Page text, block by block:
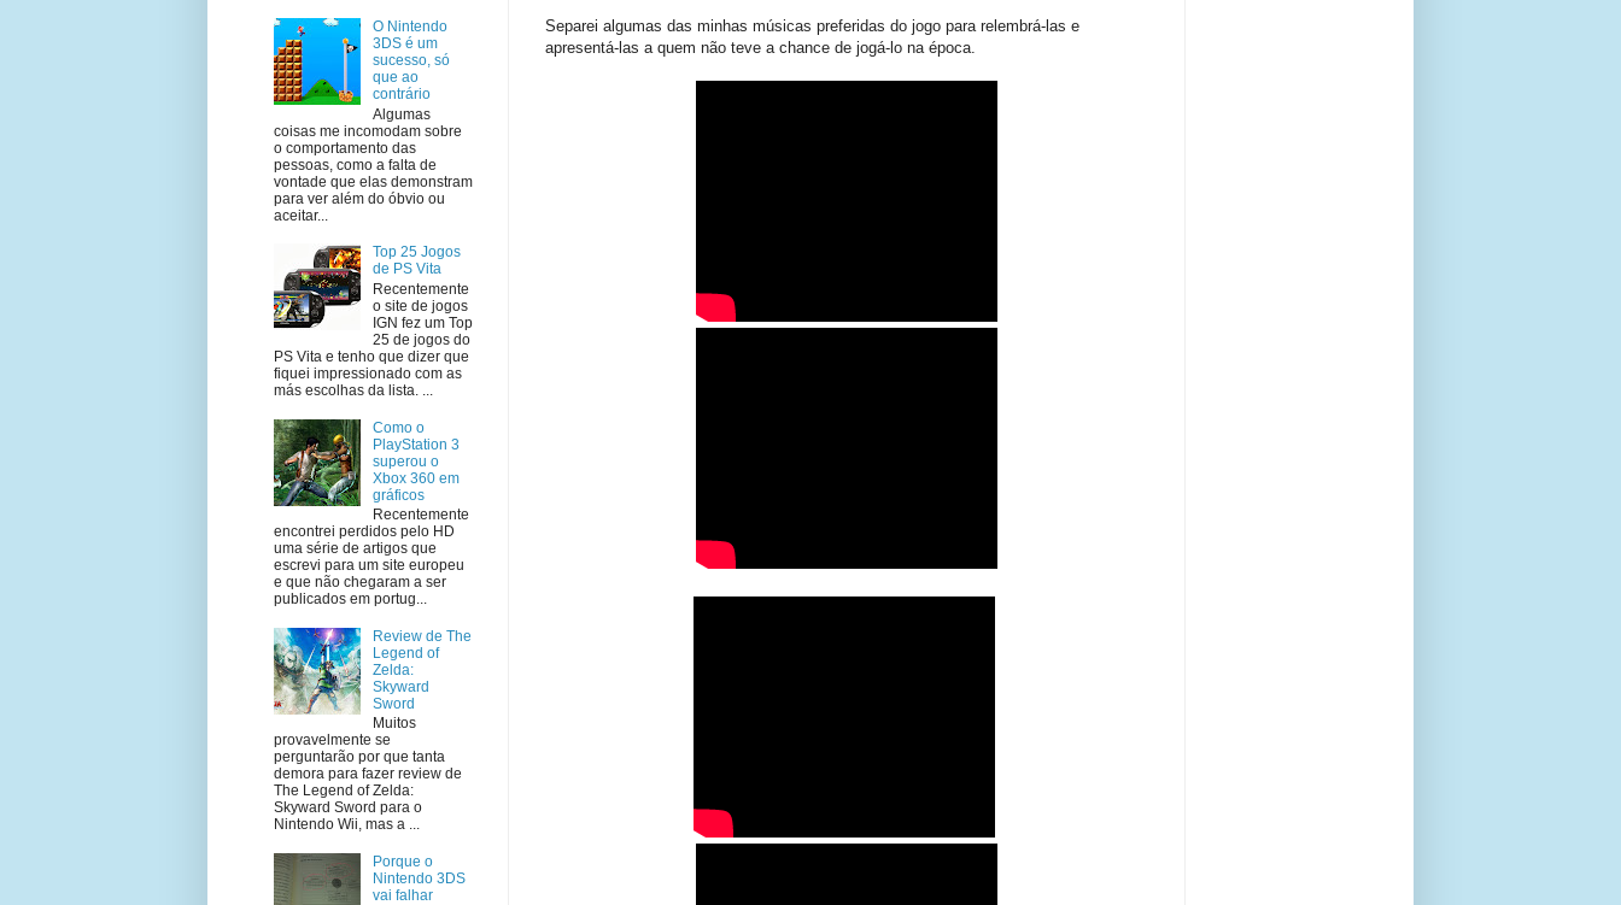
Separei algumas das minhas músicas preferidas do jogo para relembrá-las e
apresentá-las a quem não teve a chance de jogá-lo na época.
O Nintendo
3DS é um
sucesso, só
que ao
contrário
Algumas
coisas me incomodam sobre
o comportamento das
pessoas, como a falta de
vontade que elas demonstram
para ver além do óbvio ou
aceitar...
Top 25 Jogos
de PS Vita
Recentemente
o site de jogos
IGN fez um Top
25 de jogos do
PS Vita e tenho que dizer que
fiquei impressionado com as
más escolhas da lista. ...
Como o
PlayStation 3
superou o
Xbox 360 em
gráficos
Recentemente
encontrei perdidos pelo HD
uma série de artigos que
escrevi para um site europeu
e que não chegaram a ser
publicados em portug...
Review de The
Legend of
Zelda:
Skyward
Sword
Muitos
provavelmente se
perguntarão por que tanta
demora para fazer review de
The Legend of Zelda:
Skyward Sword para o
Nintendo Wii, mas a ...
Porque o
Nintendo 3DS
vai falhar